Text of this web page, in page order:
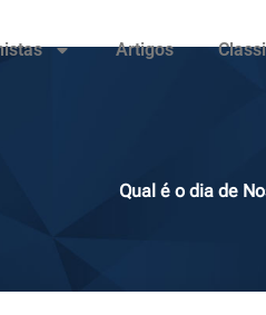
Artigos
Qual é o dia de